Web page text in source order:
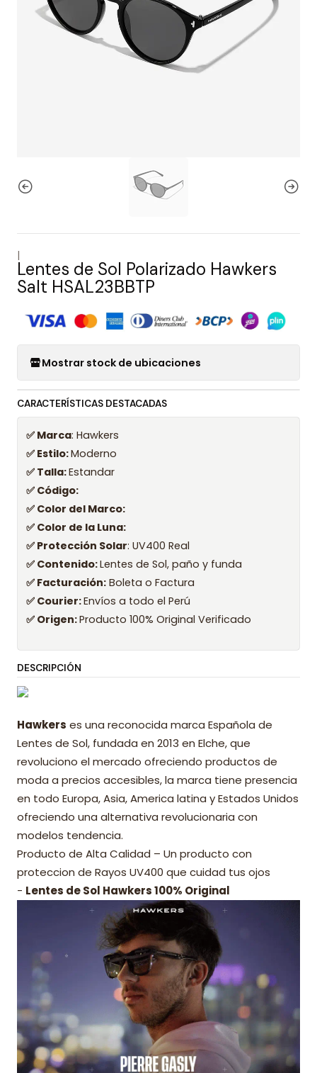
|
Lentes de Sol Polarizado Hawkers
Salt HSAL23BBTP
Mostrar stock de ubicaciones
CARACTERÍSTICAS DESTACADAS
✅ Marca: Hawkers
✅ Estilo:Moderno
✅ Talla:Estandar
✅ Código:
✅ Color del Marco:
✅ Color de la Luna:
✅ Protección Solar: UV400 Real
✅ Contenido:Lentes de Sol, paño y funda
✅ Facturación: Boleta o Factura
✅ Courier:Envíos a todo el Perú
✅ Origen:Producto 100% Original Verificado
DESCRIPCIÓN
Hawkers es una reconocida marca Española de
Lentes de Sol, fundada en 2013 en Elche, que
revoluciono el mercado ofreciendo productos de
moda a precios accesibles, la marca tiene presencia
en todo Europa, Asia, America latina y Estados Unidos
ofreciendo una alternativa revolucionaria con
modelos tendencia.
Producto de Alta Calidad – Un producto con
proteccion de Rayos UV400 que cuidad tus ojos
- Lentes de Sol Hawkers 100% Original